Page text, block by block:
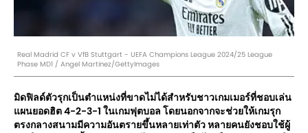
Real Madrid CF v VfB Stuttgart - UEFA Champions League 2024/25 League
Phase MD1 / Angel Martinez/GettyImages
มิดฟิลด์ตัวรุกเป็นตำแหน่งที่ขาดไม่ได้สำหรับชาวเกมเมอร์ที่ชอบเล่น
แผนยอดฮิต 4-2-3-1 ในเกมฟุตบอล โดยนอกจากจะช่วยให้เกมรุก
ตรงกลางสนามมีความอันตรายขึ้นหลายเท่าตัว หลายคนยังชอบใช้ผู้